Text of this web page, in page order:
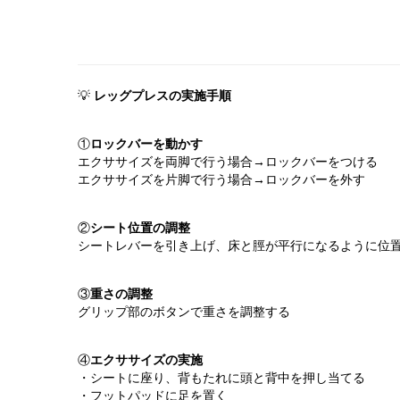
💡 レッグプレスの実施手順
①ロックバーを動かす
エクササイズを両脚で行う場合→ロックバーをつける
エクササイズを片脚で行う場合→ロックバーを外す
②シート位置の調整
シートレバーを引き上げ、床と脛が平行になるように位
③重さの調整
グリップ部のボタンで重さを調整する
④エクササイズの実施
・シートに座り、背もたれに頭と背中を押し当てる
・フットパッドに足を置く